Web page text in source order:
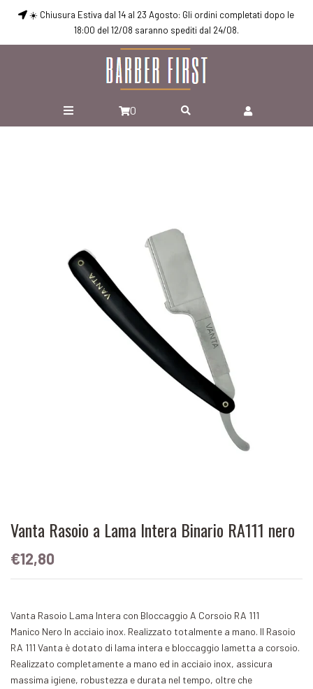
☀️ Chiusura Estiva dal 14 al 23 Agosto: Gli ordini completati dopo le
18:00 del 12/08 saranno spediti dal 24/08.
0
Vanta Rasoio a Lama Intera Binario RA111 nero
€12,80
Vanta Rasoio Lama Intera con Bloccaggio A Corsoio RA 111
Manico Nero In acciaio inox. Realizzato totalmente a mano. Il Rasoio
RA 111 Vanta è dotato di lama intera e bloccaggio lametta a corsoio.
Realizzato completamente a mano ed in acciaio inox, assicura
massima igiene, robustezza e durata nel tempo, oltre che